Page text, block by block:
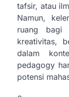
tafsir, atau
Namun,
ruang bagi
kreativitas,
dalam
pedagogy
potensi